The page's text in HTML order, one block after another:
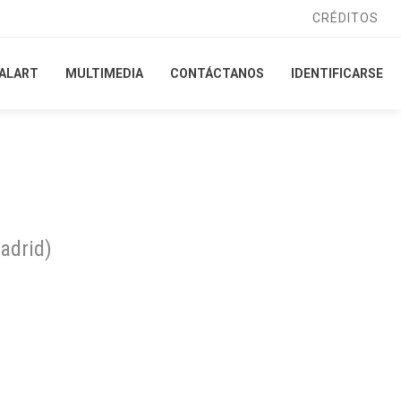
CRÉDITOS
MULTIMEDIA CONTÁCTANOS IDENTIFICARSE
CRÉDITOS
MULTIMEDIA CONTÁCTANOS IDENTIFICARSE
)